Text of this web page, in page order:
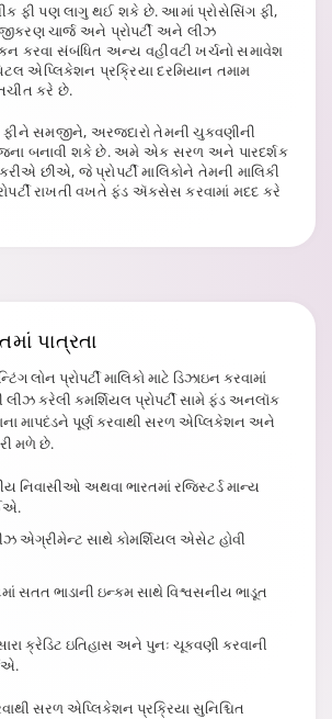
ફી પણ લાગુ થઈ શકે છે. આમાં પ્રોસેસિંગ ફી,
ચાર્જ અને પ્રોપર્ટી અને લીઝ
કરવા સંબંધિત અન્ય વહીવટી ખર્ચનો સમાવેશ
એપ્લિકેશન પ્રક્રિયા દરમિયાન તમામ
કરે છે.
સમજીને, અરજદારો તેમની ચુકવણીની
બનાવી શકે છે. અમે એક સરળ અને પારદર્શક
છીએ, જે પ્રોપર્ટી માલિકોને તેમની માલિકી
રાખતી વખતે ફંડ ઍક્સેસ કરવામાં મદદ કરે
પાત્રતા
લોન પ્રોપર્ટી માલિકો માટે ડિઝાઇન કરવામાં
કરેલી કમર્શિયલ પ્રોપર્ટી સામે ફંડ અનલૉક
માપદંડને પૂર્ણ કરવાથી સરળ એપ્લિકેશન અને
મળે છે.
નિવાસીઓ અથવા ભારતમાં રજિસ્ટર્ડ માન્ય
એગ્રીમેન્ટ સાથે કોમર્શિયલ એસેટ હોવી
સતત ભાડાની ઇન્કમ સાથે વિશ્વસનીય ભાડૂત
ક્રેડિટ ઇતિહાસ અને પુનઃ ચૂકવણી કરવાની
સરળ એપ્લિકેશન પ્રક્રિયા સુનિશ્ચિત